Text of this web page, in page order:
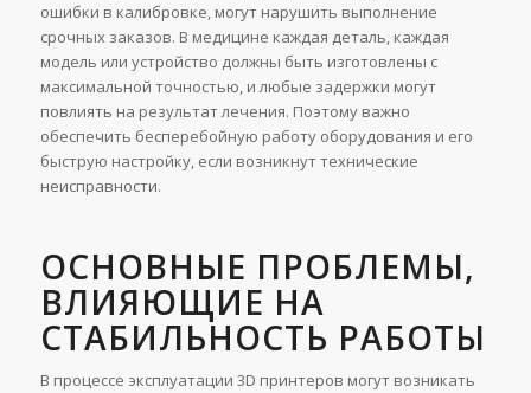
ошибки в калибровке, могут нарушить выполнение
срочных заказов. В медицине каждая деталь, каждая
модель или устройство должны быть изготовлены с
максимальной точностью, и любые задержки могут
повлиять на результат лечения. Поэтому важно
обеспечить бесперебойную работу оборудования и его
быструю настройку, если возникнут технические
неисправности.
ОСНОВНЫЕ ПРОБЛЕМЫ,
ВЛИЯЮЩИЕ НА
СТАБИЛЬНОСТЬ РАБОТЫ
В процессе эксплуатации 3D принтеров могут возникать